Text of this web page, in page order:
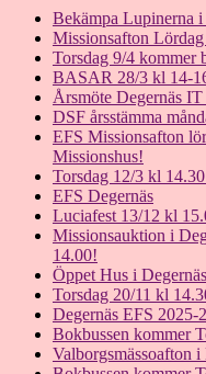
Bekämpa Lupinerna i
Missionsafton
Torsdag 9/4 kommer
BASAR 28/3 kl 14-
Årsmöte Degernäs
DSF årsstämma
EFS Missionsafton
Missionshus!
Torsdag 12/3 kl
EFS Degernäs
Luciafest 13/12 kl
Missionsauktion i
14.00!
Öppet Hus i
Torsdag 20/11 kl
Degernäs EFS 2025-
Bokbussen kommer
Valborgsmässoafton i